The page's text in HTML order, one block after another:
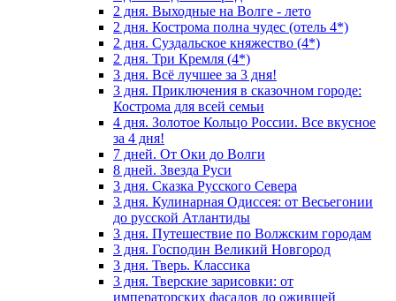
2 дня. Выходные на Волге - лето
2 дня. Кострома полна чудес (отель 4*)
2 дня. Суздальское княжество (4*)
2 дня. Три Кремля (4*)
3 дня. Всё лучшее за 3 дня!
3 дня. Приключения в сказочном городе:
Кострома для всей семьи
4 дня. Золотое Кольцо России. Все вкусное
за 4 дня!
7 дней. От Оки до Волги
8 дней. Звезда Руси
3 дня. Сказка Русского Севера
3 дня. Кулинарная Одиссея: от Весьегонии
до русской Атлантиды
3 дня. Путешествие по Волжским городам
3 дня. Господин Великий Новгород
3 дня. Тверь. Классика
3 дня. Тверские зарисовки: от
императорских фасадов до ожившей